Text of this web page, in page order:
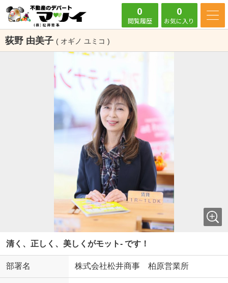
0
閲覧履歴
0
お気に入り
荻野 由美子 ( オギノ ユミコ )
清く、正しく、美しくがモット- です！
部署名 株式会社松井商事 柏原営業所